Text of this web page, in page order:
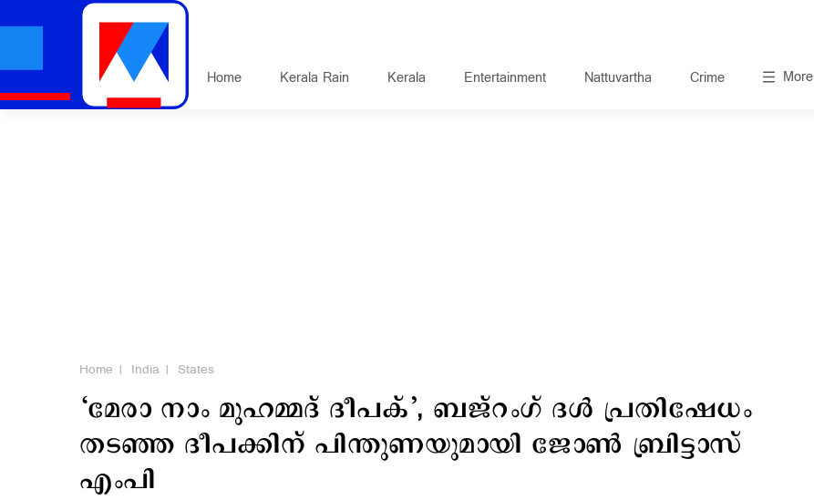
Home Kerala Rain Kerala Entertainment Nattuvartha Crime More
Home India States
‘മേരാ നാം മുഹമ്മദ് ദീപക്’, ബജ്റംഗ് ദള്‍ പ്രതിഷേധം
ത‍ടഞ്ഞ ദീപക്കിന് പിന്തുണയുമായി ജോണ്‍ ബ്രിട്ടാസ്
എംപി